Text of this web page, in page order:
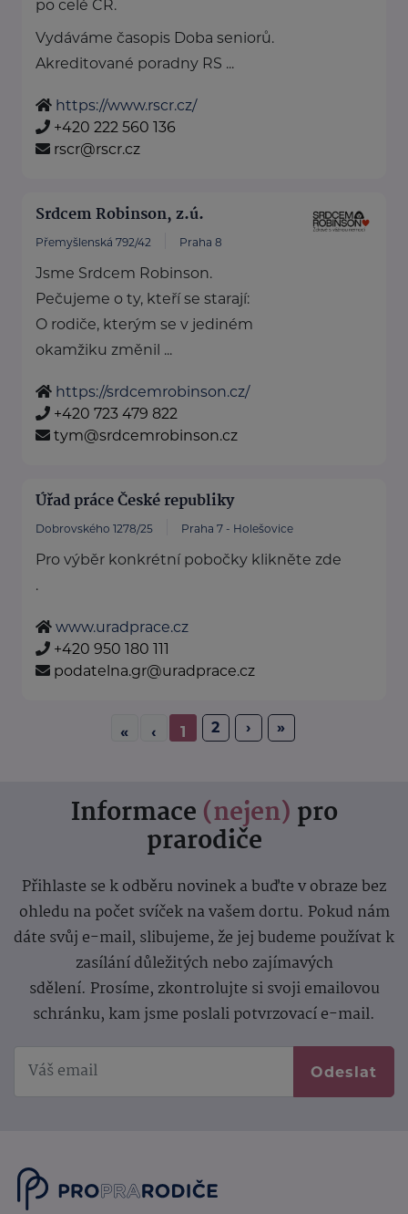
po celé ČR.
Vydáváme časopis Doba seniorů.
Akreditované poradny RS ...
https://www.rscr.cz/
+420 222 560 136
rscr@rscr.cz
Srdcem Robinson, z.ú.
Přemyšlenská 792/42 Praha 8
Jsme Srdcem Robinson.
Pečujeme o ty, kteří se starají:
O rodiče, kterým se v jediném
okamžiku změnil ...
https://srdcemrobinson.cz/
+420 723 479 822
tym@srdcemrobinson.cz
Úřad práce České republiky
Dobrovského 1278/25 Praha 7 - Holešovice
Pro výběr konkrétní pobočky klikněte zde
.
www.uradprace.cz
+420 950 180 111
podatelna.gr@uradprace.cz
« ‹ 1 2 › »
Informace (nejen) pro
prarodiče
Přihlaste se k odběru novinek a buďte v obraze bez
ohledu na počet svíček na vašem dortu. Pokud nám
dáte svůj e-mail, slibujeme, že jej budeme používat k
zasílání důležitých nebo zajímavých
sdělení. Prosíme, zkontrolujte si svoji emailovou
schránku, kam jsme poslali potvrzovací e-mail.
Odeslat